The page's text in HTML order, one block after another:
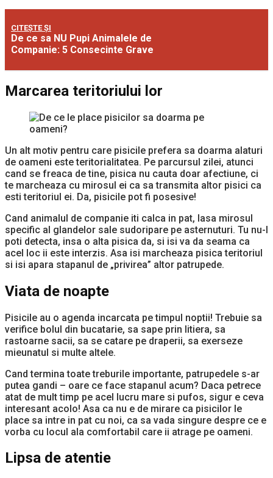
CITEȘTE ȘI
De ce sa NU Pupi Animalele de
Companie: 5 Consecinte Grave
Marcarea teritoriului lor
Un alt motiv pentru care pisicile prefera sa doarma alaturi
de oameni este teritorialitatea. Pe parcursul zilei, atunci
cand se freaca de tine, pisica nu cauta doar afectiune, ci
te marcheaza cu mirosul ei ca sa transmita altor pisici ca
esti teritoriul ei. Da, pisicile pot fi posesive!
Cand animalul de companie iti calca in pat, lasa mirosul
specific al glandelor sale sudoripare pe asternuturi. Tu nu-l
poti detecta, insa o alta pisica da, si isi va da seama ca
acel loc ii este interzis. Asa isi marcheaza pisica teritoriul
si isi apara stapanul de „privirea” altor patrupede.
Viata de noapte
Pisicile au o agenda incarcata pe timpul noptii! Trebuie sa
verifice bolul din bucatarie, sa sape prin litiera, sa
rastoarne sacii, sa se catare pe draperii, sa exerseze
mieunatul si multe altele.
Cand termina toate treburile importante, patrupedele s-ar
putea gandi – oare ce face stapanul acum? Daca petrece
atat de mult timp pe acel lucru mare si pufos, sigur e ceva
interesant acolo! Asa ca nu e de mirare ca pisicilor le
place sa intre in pat cu noi, ca sa vada singure despre ce e
vorba cu locul ala comfortabil care ii atrage pe oameni.
Lipsa de atentie